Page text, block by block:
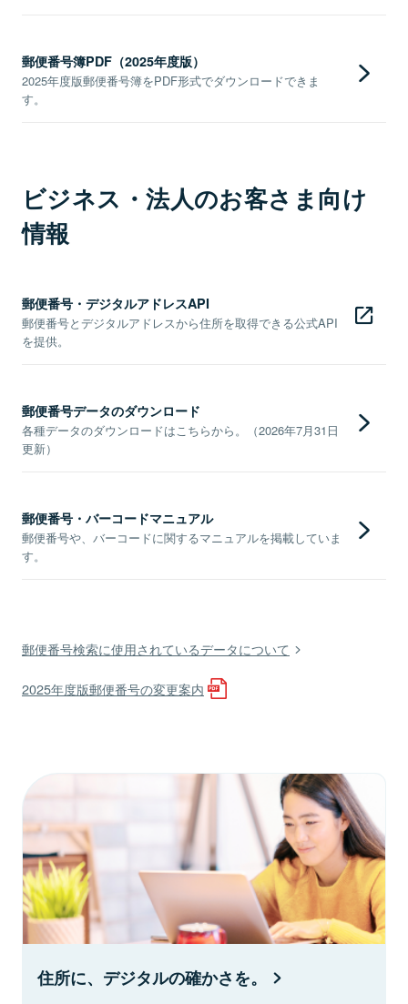
郵便番号簿PDF（2025年度版）
2025年度版郵便番号簿をPDF形式でダウンロードできま
す。
ビジネス・法人のお客さま向け
情報
郵便番号・デジタルアドレスAPI
郵便番号とデジタルアドレスから住所を取得できる公式API
を提供。
郵便番号データのダウンロード
各種データのダウンロードはこちらから。（2026年7月31日
更新）
郵便番号・バーコードマニュアル
郵便番号や、バーコードに関するマニュアルを掲載していま
す。
郵便番号検索に使用されているデータについて
2025年度版郵便番号の変更案内
住所に、デジタルの確かさを。